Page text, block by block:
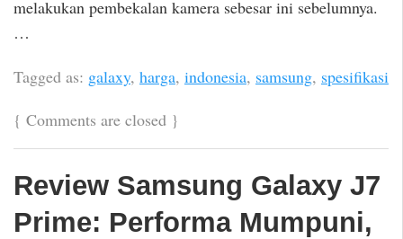
melakukan pembekalan kamera sebesar ini sebelumnya.
…
Tagged as: galaxy, harga, indonesia, samsung, spesifikasi
{ Comments are closed }
Review Samsung Galaxy J7
Prime: Performa Mumpuni,